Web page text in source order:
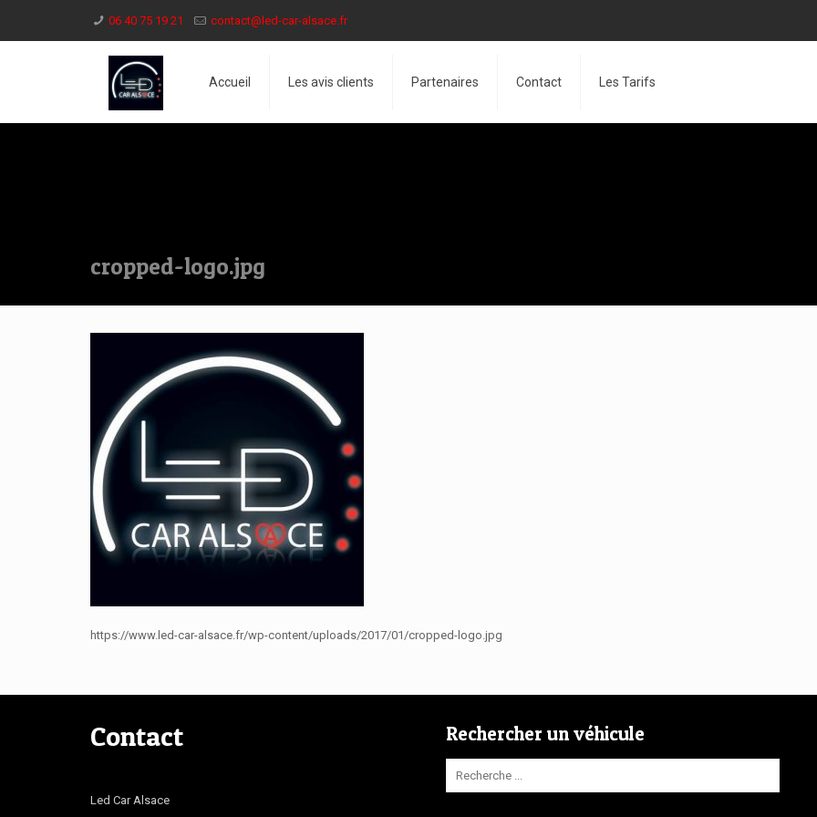
06 40 75 19 21 contact@led-car-alsace.fr
Accueil Les avis clients Partenaires Contact Les Tarifs
cropped-logo.jpg
https://www.led-car-alsace.fr/wp-content/uploads/2017/01/cropped-logo.jpg
Contact
Led Car Alsace
Rechercher un véhicule